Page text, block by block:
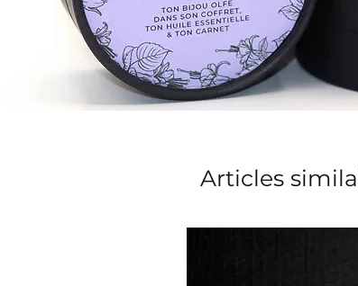
Articles